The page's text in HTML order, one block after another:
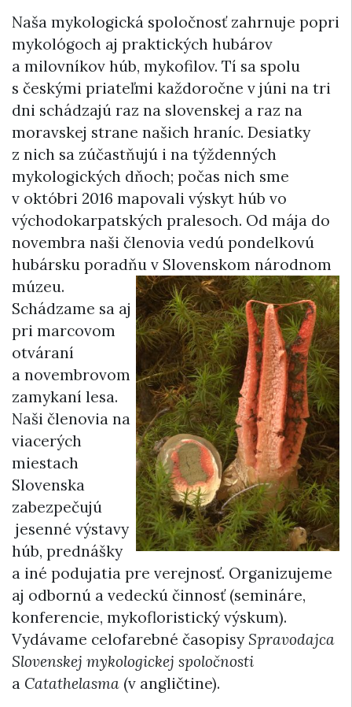
Naša mykologická spoločnosť zahrnuje popri
mykológoch aj praktických hubárov
a milovníkov húb, mykofilov. Tí sa spolu
s českými priateľmi každoročne v júni na tri
dni schádzajú raz na slovenskej a raz na
moravskej strane našich hraníc. Desiatky
z nich sa zúčastňujú i na týždenných
mykologických dňoch; počas nich sme
v októbri 2016 mapovali výskyt húb vo
východokarpatských pralesoch. Od mája do
novembra naši členovia vedú pondelkovú
hubársku poradňu v Slovenskom národnom
múzeu.
Schádzame sa aj
pri marcovom
otváraní
a novembrovom
zamykaní lesa.
Naši členovia na
viacerých
miestach
Slovenska
zabezpečujú
jesenné výstavy
húb, prednášky
a iné podujatia pre verejnosť. Organizujeme
aj odbornú a vedeckú činnosť (semináre,
konferencie, mykofloristický výskum).
Vydávame celofarebné časopisy Spravodajca
Slovenskej mykologickej spoločnosti
a Catathelasma (v angličtine).